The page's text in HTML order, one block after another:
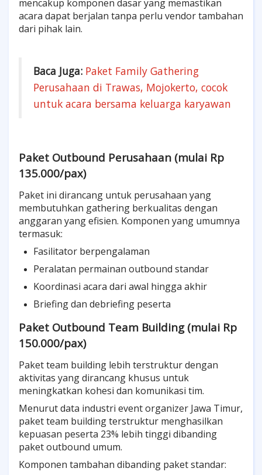
mencakup komponen dasar yang memastikan
acara dapat berjalan tanpa perlu vendor tambahan
dari pihak lain.
Baca Juga: Paket Family Gathering
Perusahaan di Trawas, Mojokerto, cocok
untuk acara bersama keluarga karyawan
Paket Outbound Perusahaan (mulai Rp
135.000/pax)
Paket ini dirancang untuk perusahaan yang
membutuhkan gathering berkualitas dengan
anggaran yang efisien. Komponen yang umumnya
termasuk:
Fasilitator berpengalaman
Peralatan permainan outbound standar
Koordinasi acara dari awal hingga akhir
Briefing dan debriefing peserta
Paket Outbound Team Building (mulai Rp
150.000/pax)
Paket team building lebih terstruktur dengan
aktivitas yang dirancang khusus untuk
meningkatkan kohesi dan komunikasi tim.
Menurut data industri event organizer Jawa Timur,
paket team building terstruktur menghasilkan
kepuasan peserta 23% lebih tinggi dibanding
paket outbound umum.
Komponen tambahan dibanding paket standar: